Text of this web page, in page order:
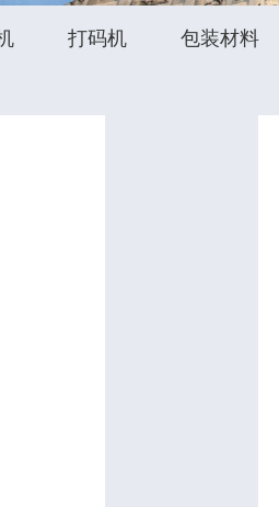
打码机 包装材料